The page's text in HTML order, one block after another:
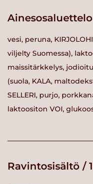
Ainesosaluettelo
vesi, peruna,
viljelty Suomessa),
maissitärkkelys,
(suola, KALA,
SELLERI, purjo,
laktoositon VOI,
Ravintosisältö /